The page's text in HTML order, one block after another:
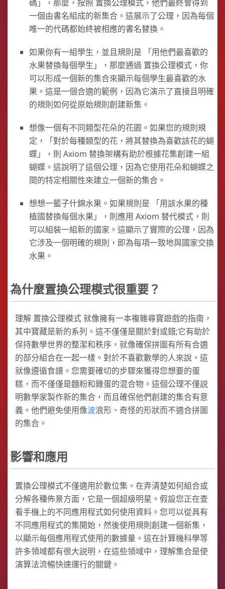
碼」，那麼，按照 置換公理模式，他們最終會得到
一個由書名組成的新集合。這展示了公理，因為每個
唯一的代碼都始終被相應的書名替換。
如果你有一組學生，並且規則是 「用他們最喜歡的
水果替換每個學生」，那麼通過 置換公理模式，你
可以形成一個新的集合來顯示每個學生最喜歡的水
果。這是一個合適的範例，因為它演示了直接且明確
的規則如何從原始規則創建新集。
想像一個有不同類型花朵的花園。如果您的規則規
定，「對於每種類型的花，將其替換為喜歡該花的蝴
蝶」，則 Axiom 替換架構有助於根據花集創建一組
蝴蝶。這說明了這個公理，因為它使用花朵和蝴蝶之
間的特定相關性來建立一個新的集合。
想想一籃子什錦水果。如果規則是 「用該水果的種
植國替換每個水果」，則應用 Axiom 替代模式，則
可以組裝一組新的國家。這顯示了實際的公理，因為
它涉及一個明確的規則，即為每項一致地與國家交換
水果。
為什麼置換公理模式很重要？
理解 置換公理模式 就像擁有一本複雜尋寶遊戲的指南，
其中寶藏是新的系列。這不僅僅是關於對或錯;它有助於
保持數學世界的整潔和秩序，就像確保拼圖有所有合適
的部分組合在一起一樣。對於不喜歡數學的人來說，這
就像遵循食譜。您需要確切的步驟來獲得您想要的蛋
糕，而不僅僅是麵粉和雞蛋的混合物。這個公理不僅説
明數學家製作新的集合，而且確保他們創建的集合有意
義。他們避免使用像波浪形、奇怪的形狀而不適合拼圖
的集合。
影響和應用
置換公理模式不僅適用於數位集。在弄清楚如何組合或
分解各種佈景方面，它是一個超級明星。假設您正在查
看手機上的不同應用程式如何使用資料。您可以從具有
不同應用程式的集開始，然後使用規則創建一個新集，
以顯示每個應用程式使用的數據量。這在計算機科學等
許多領域都有很大説明，在這些領域中，理解集合是使
演算法流暢快速運行的關鍵。